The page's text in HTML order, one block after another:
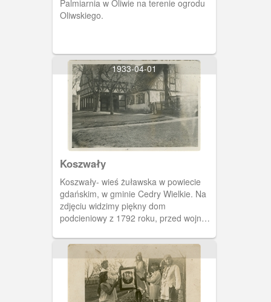
Palmiarnia w Oliwie na terenie ogrodu
Oliwskiego.
1933-04-01
Koszwały
Koszwały- wieś żuławska w powiecie
gdańskim, w gminie Cedry Wielkie. Na
zdjęciu widzimy piękny dom
podcieniowy z 1792 roku, przed wojną